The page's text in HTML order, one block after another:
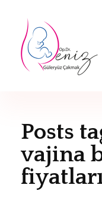
Posts
vajina